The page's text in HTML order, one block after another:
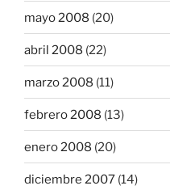
mayo 2008 (20)
abril 2008 (22)
marzo 2008 (11)
febrero 2008 (13)
enero 2008 (20)
diciembre 2007 (14)